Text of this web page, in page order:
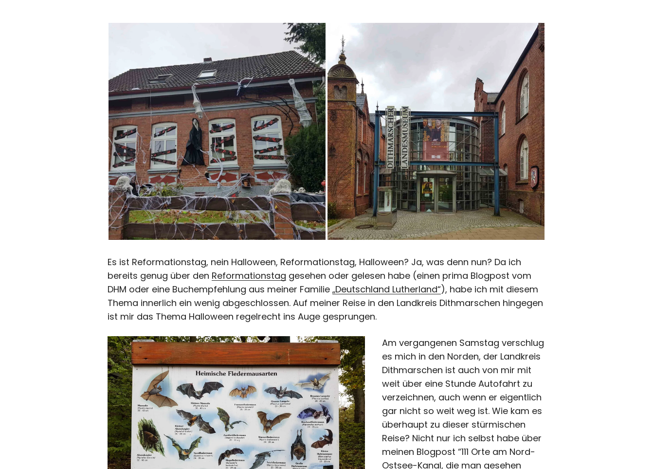
Es ist Reformationstag, nein Halloween, Reformationstag, Halloween? Ja, was denn nun? Da ich
bereits genug über den Reformationstag gesehen oder gelesen habe (einen prima Blogpost vom
DHM oder eine Buchempfehlung aus meiner Familie„Deutschland Lutherland“), habe ich mit diesem
Thema innerlich ein wenig abgeschlossen. Auf meiner Reise in den Landkreis Dithmarschen hingegen
ist mir das Thema Halloween regelrecht ins Auge gesprungen.
Am vergangenen Samstag verschlug
es mich in den Norden, der Landkreis
Dithmarschen ist auch von mir mit
weit über eine Stunde Autofahrt zu
verzeichnen, auch wenn er eigentlich
gar nicht so weit weg ist. Wie kam es
überhaupt zu dieser stürmischen
Reise? Nicht nur ich selbst habe über
meinen Blogpost“111 Orte am Nord-
Ostsee-Kanal, die man gesehen